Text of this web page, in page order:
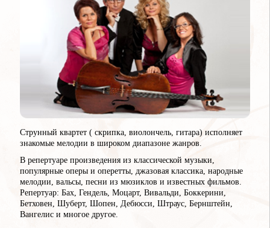
Струнный квартет ( скрипка, виолончель, гитара) исполняет
знакомые мелодии в широком диапазоне жанров.
В репертуаре произведения из классической музыки,
популярные оперы и оперетты, джазовая классика, народные
мелодии, вальсы, песни из мюзиклов и известных фильмов.
Репертуар: Бах, Гендель, Моцарт, Вивальди, Боккерини,
Бетховен, Шуберт, Шопен, Дебюсси, Штраус, Бернштейн,
Вангелис и многое другое.